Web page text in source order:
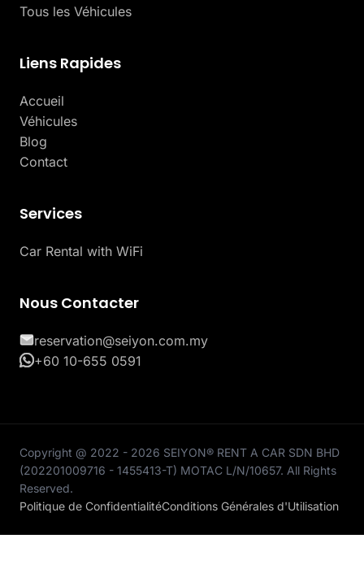
Tous les Véhicules
Services
Car Rental with WiFi
Liens Rapides
Accueil
Véhicules
Blog
Contact
Nous Contacter
reservation@seiyon.com.my
+60 10-655 0591
Copyright @ 2022 - 2026 SEIYON® RENT A CAR SDN BHD
(202201009716 - 1455413-T) MOTAC L/N/10657. All Rights
Reserved.
Politique de ConfidentialitéConditions Générales d'Utilisation